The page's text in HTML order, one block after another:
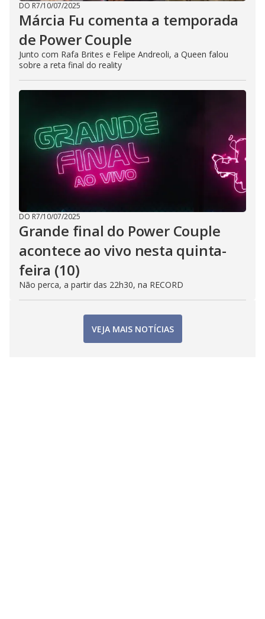
DO R7/10/07/2025
Márcia Fu comenta a temporada
de Power Couple
Junto com Rafa Brites e Felipe Andreoli, a Queen falou
sobre a reta final do reality
DO R7/10/07/2025
Grande final do Power Couple
acontece ao vivo nesta quinta-
feira (10)
Não perca, a partir das 22h30, na RECORD
VEJA MAIS NOTÍCIAS